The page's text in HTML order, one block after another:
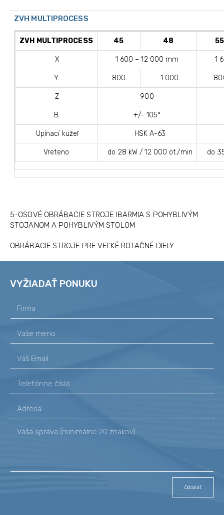
ZVH MULTIPROCESS
ZVH MULTIPROCESS 45 48 55
X 1 600 – 12 000 mm 1
Y 800 1 000
Z 900
B +/- 105°
Upínací kužeľ HSK A-63
Vreteno do 28 kW / 12 000 ot./min do
5-OSOVÉ OBRÁBACIE STROJE IBARMIA S POHYBLIVÝM
STOJANOM A POHYBLIVÝM STOLOM
OBRÁBACIE STROJE PRE VEĽKÉ ROTAČNÉ DIELY
VYŽIADAŤ PONUKU
Odoslať